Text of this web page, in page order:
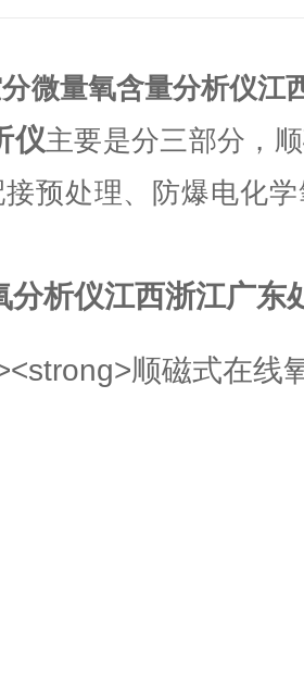
微量氧含量分析仪江
仪主要是分三部分，
接预处理、防爆电化
分析仪江西浙江广东